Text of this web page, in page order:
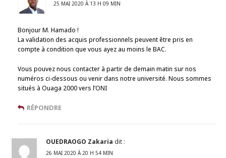
25 MAI 2020 À 13 H 09 MIN
Bonjour M. Hamado !
La validation des acquis professionnels peuvent être pris en
compte à condition que vous ayez au moins le BAC.
Vous pouvez nous contacter à partir de demain matin sur nos
numéros ci-dessous ou venir dans notre université. Nous sommes
situés à Ouaga 2000 vers l’ONI
RÉPONDRE
OUEDRAOGO Zakaria dit :
26 MAI 2020 À 20 H 54 MIN